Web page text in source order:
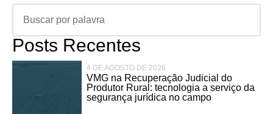
Posts Recentes
4 DE AGOSTO DE 2026
VMG na Recuperação Judicial do
Produtor Rural: tecnologia a serviço da
segurança jurídica no campo